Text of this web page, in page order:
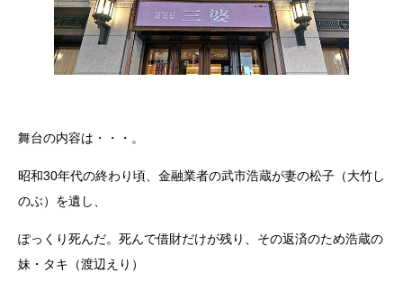
舞台の内容は・・・。
昭和30年代の終わり頃、金融業者の武市浩蔵が妻の松子（大竹し
のぶ）を遺し、
ぽっくり死んだ。死んで借財だけが残り、その返済のため浩蔵の
妹・タキ（渡辺えり）